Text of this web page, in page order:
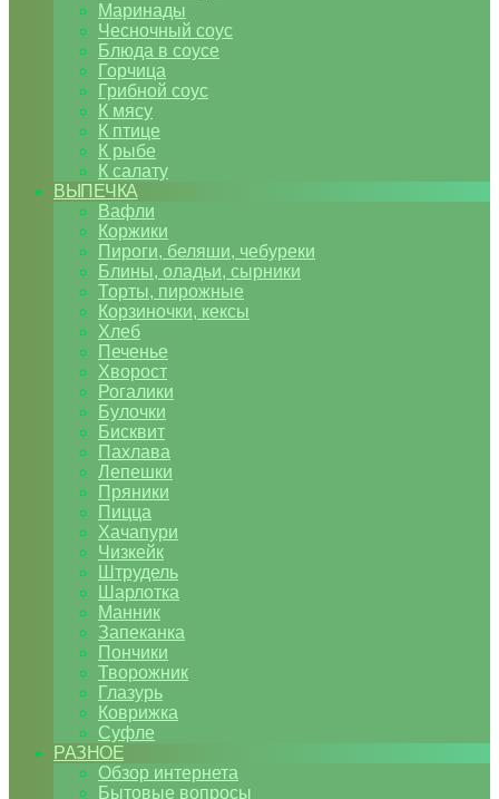
Маринады
Чесночный соус
Блюда в соусе
Горчица
Грибной соус
К мясу
К птице
К рыбе
К салату
ВЫПЕЧКА
Вафли
Коржики
Пироги, беляши, чебуреки
Блины, оладьи, сырники
Торты, пирожные
Корзиночки, кексы
Хлеб
Печенье
Хворост
Рогалики
Булочки
Бисквит
Пахлава
Лепешки
Пряники
Пицца
Хачапури
Чизкейк
Штрудель
Шарлотка
Манник
Запеканка
Пончики
Творожник
Глазурь
Коврижка
Суфле
РАЗНОЕ
Обзор интернета
Бытовые вопросы